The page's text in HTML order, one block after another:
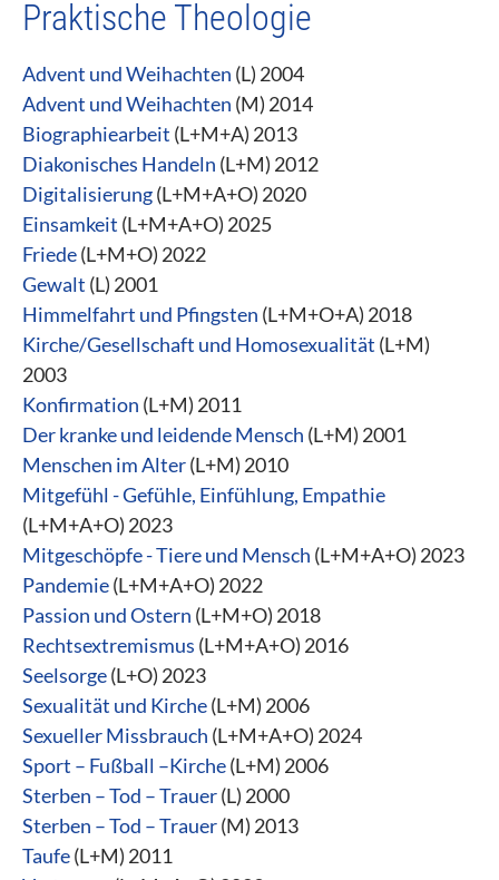
Praktische Theologie
Advent und Weihachten (L) 2004
Advent und Weihachten (M) 2014
Biographiearbeit (L+M+A) 2013
Diakonisches Handeln (L+M) 2012
Digitalisierung(L+M+A+O) 2020
Einsamkeit (L+M+A+O) 2025
Friede(L+M+O) 2022
Gewalt (L) 2001
Himmelfahrt und Pfingsten (L+M+O+A) 2018
Kirche/Gesellschaft und Homosexualität (L+M)
2003
Konfirmation (L+M) 2011
Der kranke und leidende Mensch (L+M) 2001
Menschen im Alter(L+M) 2010
Mitgefühl - Gefühle, Einfühlung, Empathie
(L+M+A+O) 2023
Mitgeschöpfe - Tiere und Mensch (L+M+A+O) 2023
Pandemie(L+M+A+O) 2022
Passion und Ostern (L+M+O) 2018
Rechtsextremismus (L+M+A+O) 2016
Seelsorge(L+O) 2023
Sexualität und Kirche(L+M) 2006
Sexueller Missbrauch (L+M+A+O) 2024
Sport – Fußball –Kirche(L+M) 2006
Sterben – Tod – Trauer(L) 2000
Sterben – Tod – Trauer(M) 2013
Taufe(L+M) 2011